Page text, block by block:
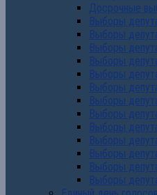
Досрочные
Выборы
Выборы
Выборы
Выборы
Выборы
Выборы
Выборы
Выборы
Выборы
Выборы
Выборы
Выборы
Выборы